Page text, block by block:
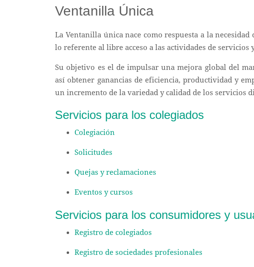
Ventanilla Única
La Ventanilla única nace como respuesta a la
lo referente al libre acceso a las actividades de servicios
Su objetivo es el de impulsar una mejora global del
así obtener ganancias de eficiencia, productividad y
un incremento de la variedad y calidad de los servicios
Servicios para los colegiados
Colegiación
Solicitudes
Quejas y reclamaciones
Eventos y cursos
Servicios para los consumidores y
Registro de colegiados
Registro de sociedades profesionales